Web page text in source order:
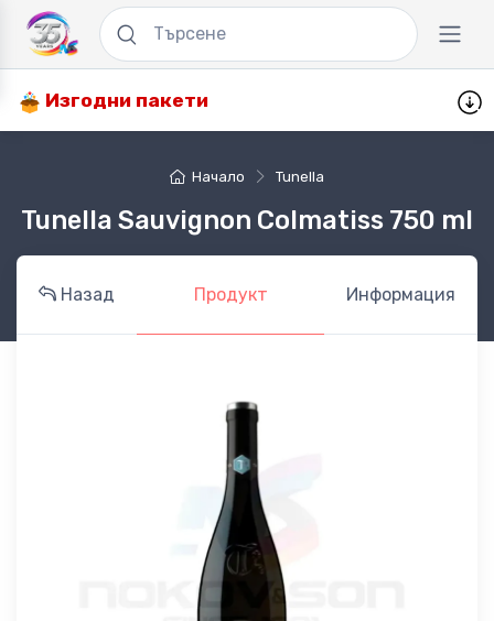
Изгодни пакети
Начало Tunella
Tunella Sauvignon Colmatiss 750 ml
Назад Продукт Информация